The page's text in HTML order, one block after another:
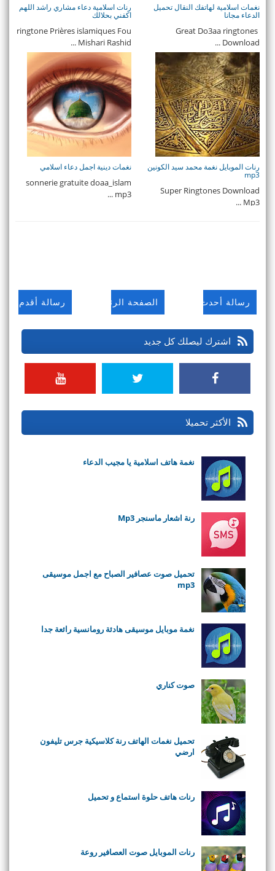
نغمات اسلامية لهاتفك النقال تحميل
الدعاء مجانا
Great Do3aa ringtones
Download ...
رنات اسلامية دعاء مشاري راشد اللهم
اكفني بحلالك
ringtone Prières islamiques Fou
Mishari Rashid ...
رنات الموبايل نغمة محمد سيد الكونين
mp3
Super Ringtones Download
Mp3 ...
نغمات دينية اجمل دعاء اسلامي
sonnerie gratuite doaa_islam
mp3 ...
رسالة أحدث رسالة أقدم الصفحة الرئيسية
اشترك ليصلك كل جديد
الأكثر تحميلا
نغمة هاتف اسلامية يا مجيب الدعاء
رنة اشعار ماسنجر Mp3
تحميل صوت عصافير الصباح مع اجمل موسيقى
mp3
نغمة موبايل موسيقى هادئة رومانسية رائعة جدا
صوت كناري
تحميل نغمات الهاتف رنة كلاسيكية جرس تليفون
ارضي
رنات هاتف حلوة استماع و تحميل
رنات الموبايل صوت العصافير روعة